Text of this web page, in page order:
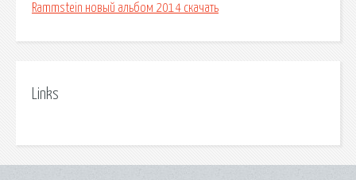
Rammstein новый альбом 2014 скачать
Links